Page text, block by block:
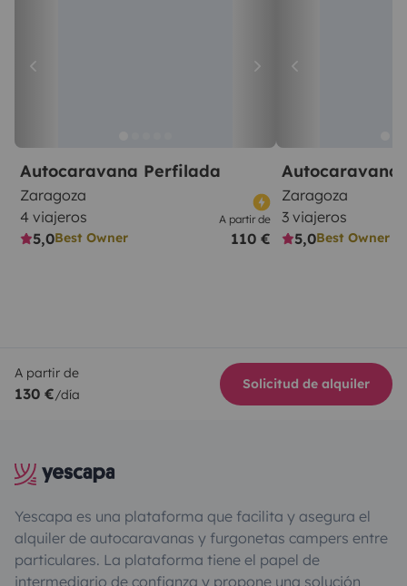
Autocaravana Perfilada
Zaragoza
4 viajeros
5,0Best Owner
A partir de
110 €
Autocaravana
Zaragoza
3 viajeros
5,0Best Owner
A partir de
130 €/día
Solicitud de alquiler
Yescapa es una plataforma que facilita y asegura el
alquiler de autocaravanas y furgonetas campers entre
particulares. La plataforma tiene el papel de
intermediario de confianza y propone una solución